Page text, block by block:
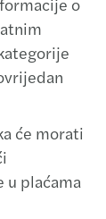
će morati
u plaćama